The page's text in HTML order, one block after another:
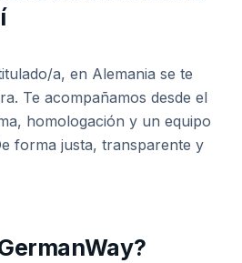
a, en Alemania se te
Te acompañamos desde el
homologación y un equipo
forma justa, transparente y